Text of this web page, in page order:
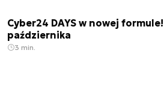
Cyber24 DAYS w nowej
października
3 min.